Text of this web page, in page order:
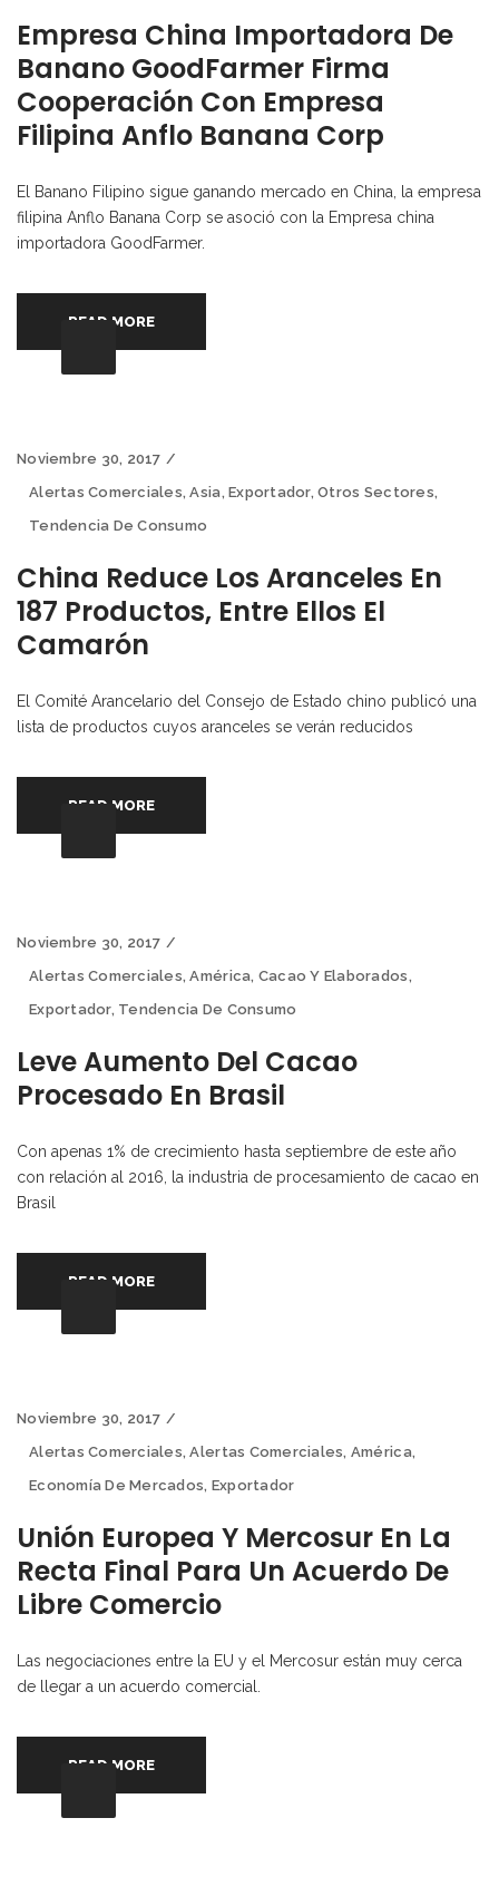
Empresa China Importadora De
Banano GoodFarmer Firma
Cooperación Con Empresa
Filipina Anflo Banana Corp
El Banano Filipino sigue ganando mercado en China, la empresa
filipina Anflo Banana Corp se asoció con la Empresa china
importadora GoodFarmer.
READ MORE
Noviembre 30, 2017
Alertas Comerciales,Asia,Exportador,Otros Sectores,
Tendencia De Consumo
China Reduce Los Aranceles En
187 Productos, Entre Ellos El
Camarón
El Comité Arancelario del Consejo de Estado chino publicó una
lista de productos cuyos aranceles se verán reducidos
READ MORE
Noviembre 30, 2017
Alertas Comerciales,América, Cacao Y Elaborados ,
Exportador, Tendencia De Consumo
Leve Aumento Del Cacao
Procesado En Brasil
Con apenas 1% de crecimiento hasta septiembre de este año
con relación al 2016, la industria de procesamiento de cacao en
Brasil
READ MORE
Noviembre 30, 2017
Alertas Comerciales,Alertas Comerciales, América,
Economía De Mercados, Exportador
Unión Europea Y Mercosur En La
Recta Final Para Un Acuerdo De
Libre Comercio
Las negociaciones entre la EU y el Mercosur están muy cerca
de llegar a un acuerdo comercial.
READ MORE